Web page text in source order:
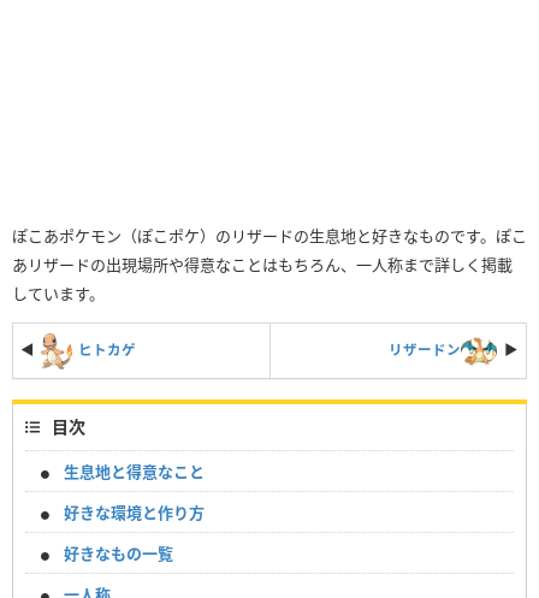
ぽこあポケモン（ぽこポケ）のリザードの生息地と好きなものです。ぽこ
あリザードの出現場所や得意なことはもちろん、一人称まで詳しく掲載
しています。
◀ ヒトカゲ リザードン ▶︎
目次
生息地と得意なこと
好きな環境と作り方
好きなもの一覧